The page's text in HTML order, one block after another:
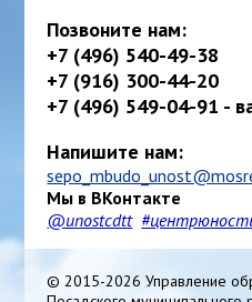
Позвоните нам:
+7 (496) 540-49-38
+7 (916) 300-44-20
+7 (496) 549-04-91 -
Напишите нам:
Мы в ВКонтакте
@unostcdtt
© 2015-2026 Управление